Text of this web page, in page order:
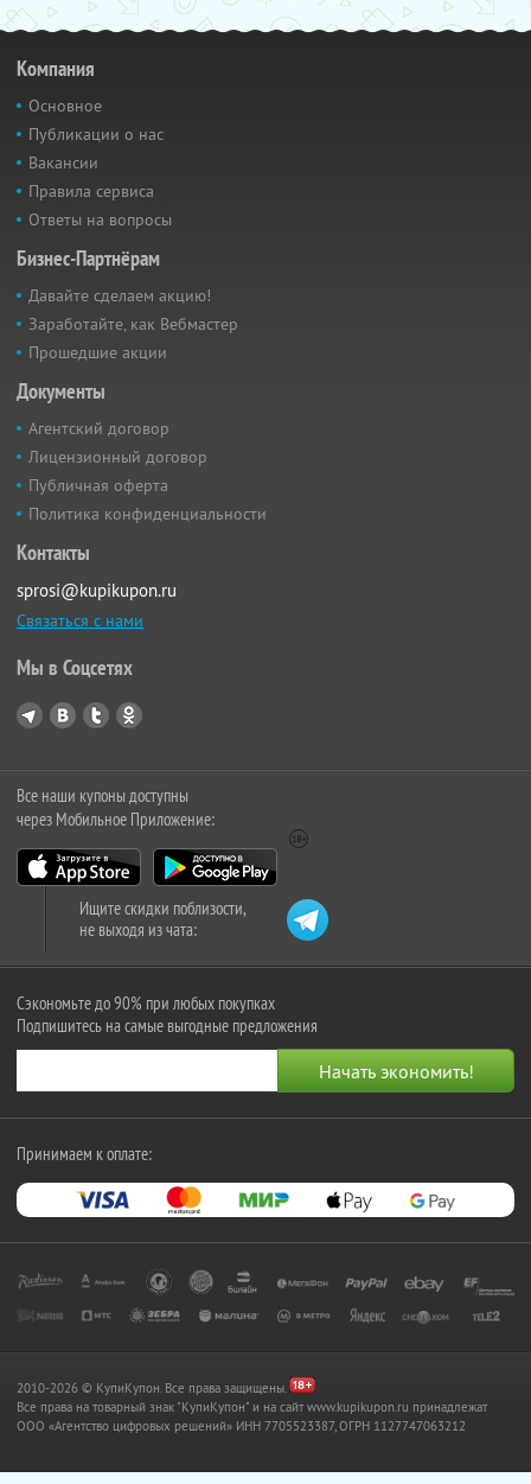
Компания
Основное
Публикации о нас
Вакансии
Правила сервиса
Ответы на вопросы
Бизнес-Партнёрам
Давайте сделаем акцию!
Заработайте, как Вебмастер
Прошедшие акции
Документы
Агентский договор
Лицензионный договор
Публичная оферта
Политика конфиденциальности
Контакты
sprosi@kupikupon.ru
Связаться с нами
Мы в Соцсетях
Все наши купоны доступны
через Мобильное Приложение:
Ищите скидки поблизости,
не выходя из чата:
Сэкономьте до 90% при любых покупках
Подпишитесь на самые выгодные предложения
Принимаем к оплате:
2010-2026 © КупиКупон. Все права защищены.
Все права на товарный знак "КупиКупон" и на сайт www.kupikupon.ru принадлежат
OOO «Агентство цифровых решений» ИНН 7705523387, ОГРН 1127747063212